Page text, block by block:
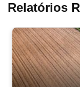
Relatórios